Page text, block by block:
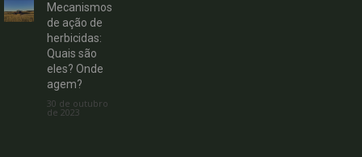
Mecanismos
de ação de
herbicidas:
Quais são
eles? Onde
agem?
30 de outubro
de 2023